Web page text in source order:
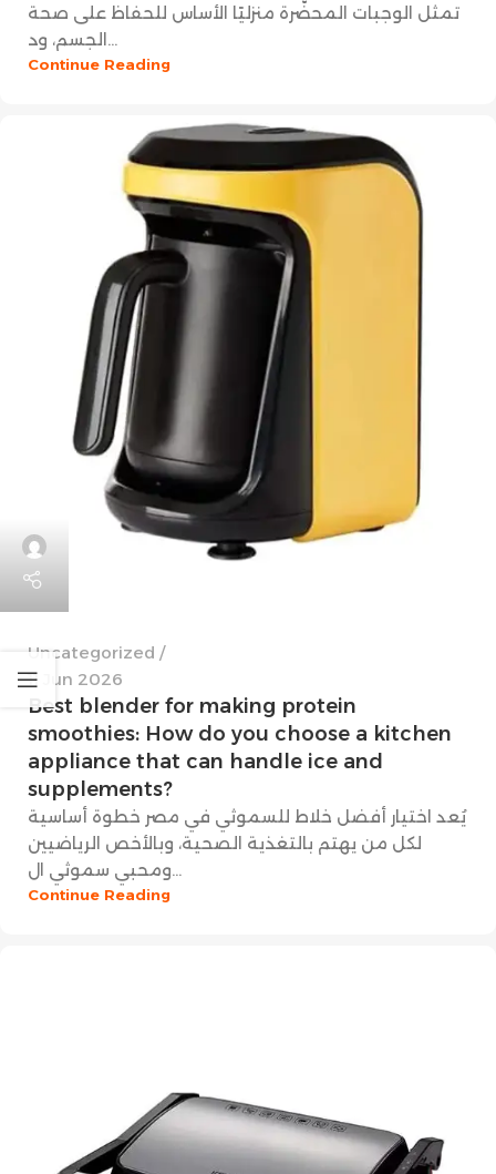
تمثل الوجبات المحضّرة منزليًا الأساس للحفاظ على صحة
الجسم، ود...
Continue Reading
Uncategorized
11 Jun 2026
Best blender for making protein
smoothies: How do you choose a kitchen
appliance that can handle ice and
supplements?
يُعد اختيار أفضل خلاط للسموثي في مصر خطوة أساسية
لكل من يهتم بالتغذية الصحية، وبالأخص الرياضيين
ومحبي سموثي ال...
Continue Reading